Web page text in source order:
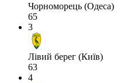
Чорноморець (Одеса)
65
3
Лівий берег (Київ)
63
4